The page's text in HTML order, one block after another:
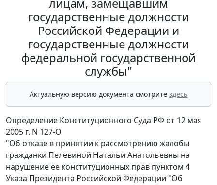
лицам, замещавшим
государственные должности
Российской Федерации и
государственные должности
федеральной государственной
службы"
Актуальную версию документа смотрите здесь
Определение Конституционного Суда РФ от 12 мая
2005 г. N 127-О
"Об отказе в принятии к рассмотрению жалобы
гражданки Пелевиной Натальи Анатольевны на
нарушение ее конституционных прав пунктом 4
Указа Президента Российской Федерации "Об